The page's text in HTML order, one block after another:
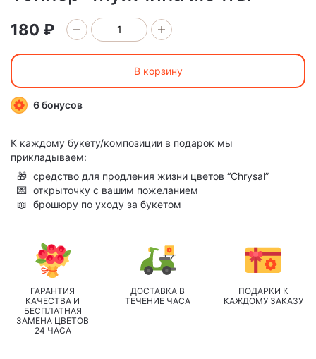
180 ₽
В корзину
6 бонусов
К каждому букету/композиции в подарок мы
прикладываем:
🎁 средство для продления жизни цветов “Chrysal”
💌 открыточку с вашим пожеланием
📖 брошюру по уходу за букетом
ГАРАНТИЯ
КАЧЕСТВА И
БЕСПЛАТНАЯ
ЗАМЕНА ЦВЕТОВ
24 ЧАСА
ДОСТАВКА В
ТЕЧЕНИЕ ЧАСА
ПОДАРКИ К
КАЖДОМУ ЗАКАЗУ